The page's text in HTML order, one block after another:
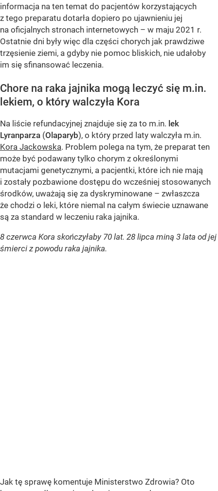
informacja na ten temat do pacjentów korzystających
z tego preparatu dotarła dopiero po ujawnieniu jej
na oficjalnych stronach internetowych – w maju 2021 r.
Ostatnie dni były więc dla części chorych jak prawdziwe
trzęsienie ziemi, a gdyby nie pomoc bliskich, nie udałoby
im się sfinansować leczenia.
Chore na raka jajnika mogą leczyć się m.in.
lekiem, o który walczyła Kora
Na liście refundacyjnej znajduje się za to m.in. lek
Lyranparza (Olaparyb), o który przed laty walczyła m.in.
Kora Jackowska. Problem polega na tym, że preparat ten
może być podawany tylko chorym z określonymi
mutacjami genetycznymi, a pacjentki, które ich nie mają
i zostały pozbawione dostępu do wcześniej stosowanych
środków, uważają się za dyskryminowane – zwłaszcza
że chodzi o leki, które niemal na całym świecie uznawane
są za standard w leczeniu raka jajnika.
8 czerwca Kora skończyłaby 70 lat. 28 lipca miną 3 lata od jej
śmierci z powodu raka jajnika.
Jak tę sprawę komentuje Ministerstwo Zdrowia? Oto